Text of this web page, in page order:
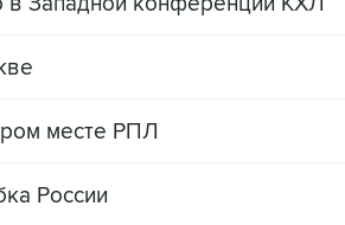
месте РПЛ
России